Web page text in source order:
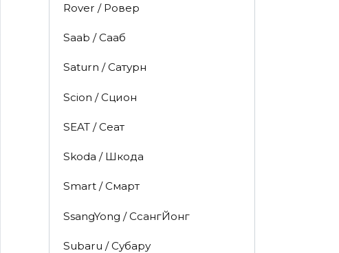
Rover / Ровер
Saab / Сааб
Saturn / Сатурн
Scion / Сцион
SEAT / Сеат
Skoda / Шкода
Smart / Смарт
SsangYong / СсангЙонг
Subaru / Субару